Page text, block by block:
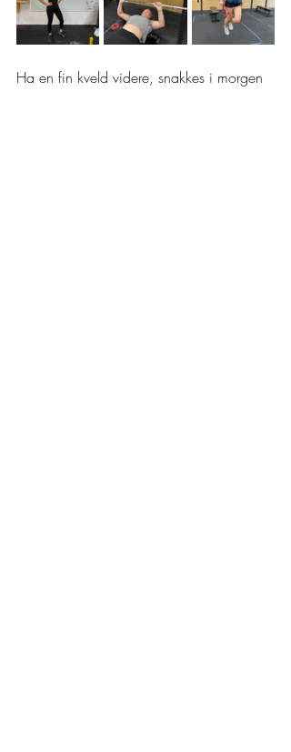
Ha en fin kveld videre, snakkes i morgen